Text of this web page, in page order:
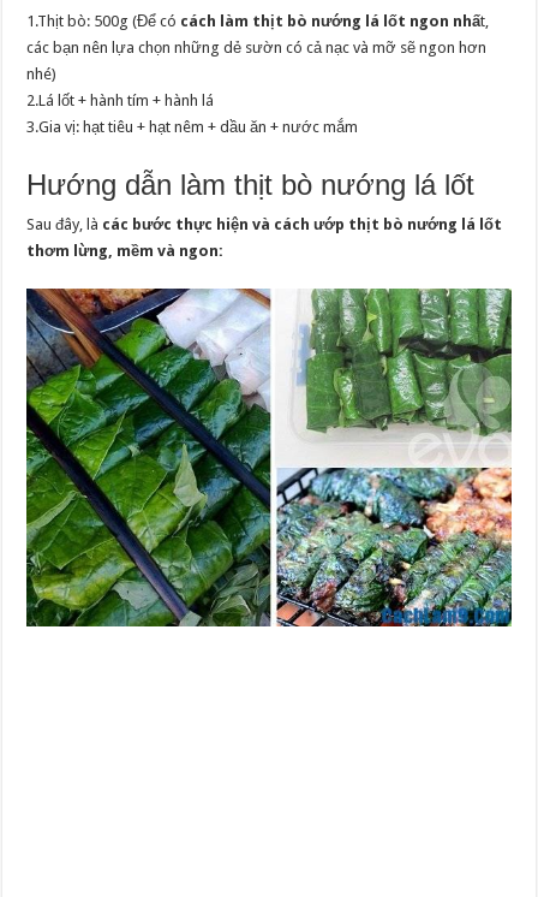
1.Thịt bò: 500g (Để có cách làm thịt bò nướng lá lốt ngon nhất,
các bạn nên lựa chọn những dẻ sườn có cả nạc và mỡ sẽ ngon hơn
nhé)
2.Lá lốt + hành tím + hành lá
3.Gia vị: hạt tiêu + hạt nêm + dầu ăn + nước mắm
Hướng dẫn làm thịt bò nướng lá lốt
Sau đây, là các bước thực hiện và cách ướp thịt bò nướng lá lốt
thơm lừng, mềm và ngon: